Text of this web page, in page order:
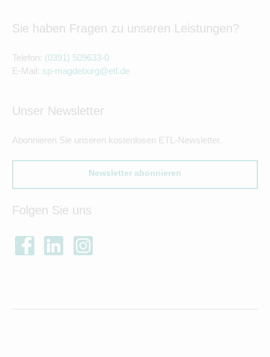
Sie haben Fragen zu unseren Leistungen?
Telefon: (0391) 509633-0
E-Mail: sp-magdeburg@etl.de
Unser Newsletter
Abonnieren Sie unseren kostenlosen ETL-Newsletter.
Newsletter abonnieren
Folgen Sie uns